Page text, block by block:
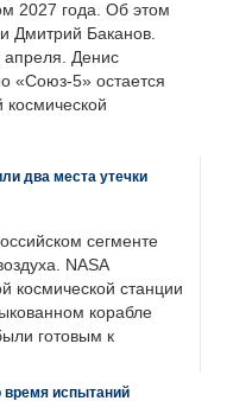
2027 года. Об этом
Дмитрий Баканов.
апреля. Денис
«Союз-5» остается
космической
два места утечки
сегменте
NASA
космической станции
корабле
готовым к
время испытаний